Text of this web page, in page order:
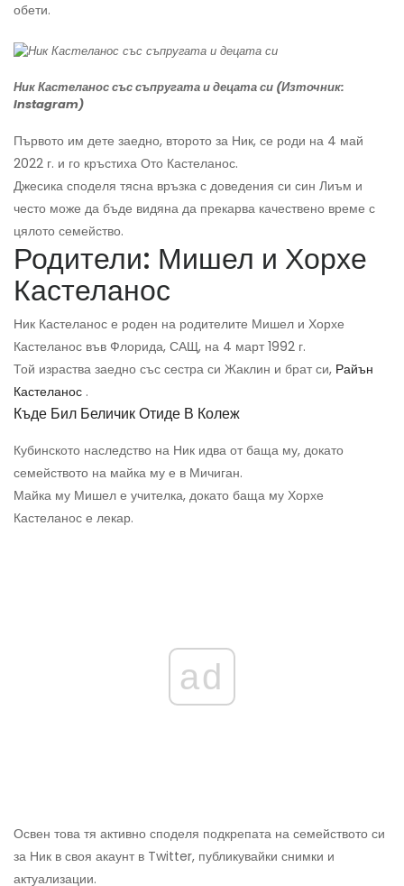
обети.
Ник Кастеланос със съпругата и децата си (Източник:
Instagram)
Първото им дете заедно, второто за Ник, се роди на 4 май
2022 г. и го кръстиха Ото Кастеланос.
Джесика споделя тясна връзка с доведения си син Лиъм и
често може да бъде видяна да прекарва качествено време с
цялото семейство.
Родители: Мишел и Хорхе
Кастеланос
Ник Кастеланос е роден на родителите Мишел и Хорхе
Кастеланос във Флорида, САЩ, на 4 март 1992 г.
Той израства заедно със сестра си Жаклин и брат си, Райън
Кастеланос .
Къде Бил Беличик Отиде В Колеж
Кубинското наследство на Ник идва от баща му, докато
семейството на майка му е в Мичиган.
Майка му Мишел е учителка, докато баща му Хорхе
Кастеланос е лекар.
ad
Освен това тя активно споделя подкрепата на семейството си
за Ник в своя акаунт в Twitter, публикувайки снимки и
актуализации.